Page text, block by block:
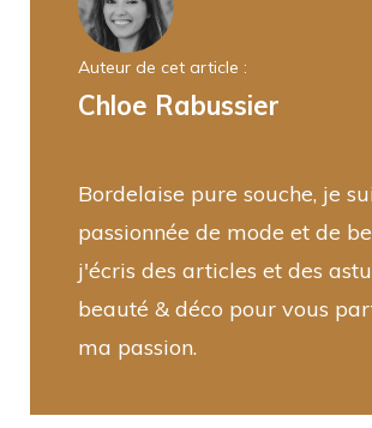
Auteur de cet article :
Chloe Rabussier
Bordelaise pure souche, je
passionnée de mode et de
j'écris des articles et des
beauté & déco pour vous
ma passion.